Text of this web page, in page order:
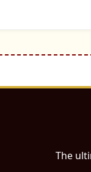
The